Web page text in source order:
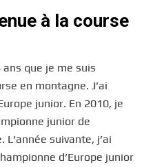
à la course
ans que je me suis
en montagne. J’ai
junior. En 2010, je
junior de
suivante, j’ai
d’Europe junior